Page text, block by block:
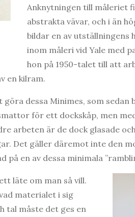
Anknytningen till måleriet
abstrakta vävar, och i än
bildar en av utställningens
inom måleri vid Yale med
hon på 1950-talet till att
en kilram.
dessa Minimes, som
för ett dockskåp, men
arbeten är de dock glasade
Det gäller däremot inte den
en av dessa minimala
läte om man så vill.
materialet i sig
tal måste det ges en